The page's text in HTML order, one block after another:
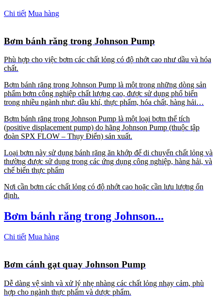
Chi tiết Mua hàng
Bơm bánh răng trong Johnson Pump
Phù hợp cho việc bơm các chất lỏng có độ nhớt cao như dầu và hóa
chất.
Bơm bánh răng trong Johnson Pump là một trong những dòng sản
phẩm bơm công nghiệp chất lượng cao, được sử dụng phổ biến
trong nhiều ngành như: dầu khí, thực phẩm, hóa chất, hàng hải…
Bơm bánh răng trong Johnson Pump là một loại bơm thể tích
(positive displacement pump) do hãng Johnson Pump (thuộc tập
đoàn SPX FLOW – Thụy Điển) sản xuất.
Loại bơm này sử dụng bánh răng ăn khớp để di chuyển chất lỏng và
thường được sử dụng trong các ứng dụng công nghiệp, hàng hải, và
chế biến thực phẩm
Nơi cần bơm các chất lỏng có độ nhớt cao hoặc cần lưu lượng ổn
định.
Bơm bánh răng trong Johnson...
Chi tiết Mua hàng
Bơm cánh gạt quay Johnson Pump
Dễ dàng vệ sinh và xử lý nhẹ nhàng các chất lỏng nhạy cảm, phù
hợp cho ngành thực phẩm và dược phẩm.